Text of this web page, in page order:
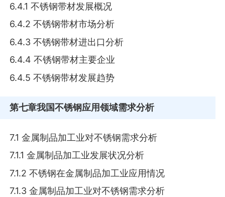
6.4.1 不锈钢带材发展概况
6.4.2 不锈钢带材市场分析
6.4.3 不锈钢带材进出口分析
6.4.4 不锈钢带材主要企业
6.4.5 不锈钢带材发展趋势
第七章我国不锈钢应用领域需求分析
7.1 金属制品加工业对不锈钢需求分析
7.1.1 金属制品加工业发展状况分析
7.1.2 不锈钢在金属制品加工业应用情况
7.1.3 金属制品加工业对不锈钢需求分析